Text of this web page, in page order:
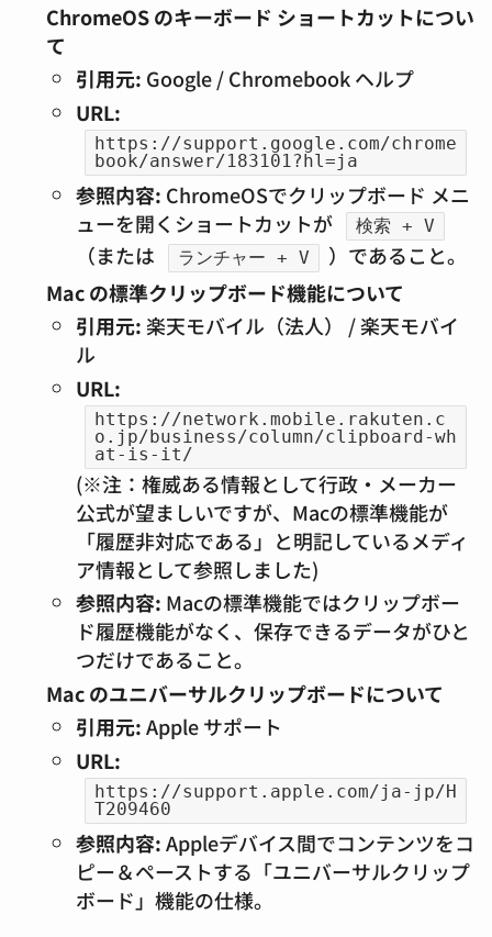
ChromeOS のキーボード ショートカットについ
て
引用元: Google / Chromebook ヘルプ
URL:
https://support.google.com/chrome
book/answer/183101?hl=ja
参照内容: ChromeOSでクリップボード メニ
ューを開くショートカットが
検索 + V
（または ランチャー + V
）であること。
Mac の標準クリップボード機能について
引用元:楽天モバイル（法人） / 楽天モバイ
ル
URL:
https://network.mobile.rakuten.c
o.jp/business/column/clipboard-wh
at-is-it/
(※注：権威ある情報として行政・メーカー
公式が望ましいですが、Macの標準機能が
「履歴非対応である」と明記しているメディ
ア情報として参照しました)
参照内容: Macの標準機能ではクリップボー
ド履歴機能がなく、保存できるデータがひと
つだけであること。
Mac のユニバーサルクリップボードについて
引用元:Apple サポート
URL:
https://support.apple.com/ja-jp/H
T209460
参照内容:Appleデバイス間でコンテンツをコ
ピー＆ペーストする「ユニバーサルクリップ
ボード」機能の仕様。